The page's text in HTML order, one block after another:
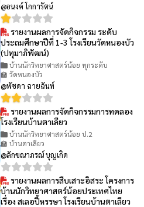
@อนงค์ โกการัตน์
รายงานผลการจัดกิจกรรม ระดับ
ประถมศึกษาปีที่ 1-3 โรงเรียนวัดหนองบัว
(ปทุมาภิพัฒน์)
บ้านนักวิทยาศาสตร์น้อย ทุกระดับ
🏫 วัดหนองบัว
@พัชดา ฉายฉันท์
รายงานผลการจัดกิจกรรมการทดลอง
โรงเรียนบ้านตาเลียว
บ้านนักวิทยาศาสตร์น้อย ป.2
🏫 บ้านตาเลียว
@ลักขณาภรณ์ บุญเกิด
รายงานผลการสืบเสาะอิสระ โครงการ
บ้านนักวิทยาศาสตร์น้อยประเทศไทย
เรื่อง สเลอปี้หรรษา โรงเรียนบ้านตาเลียว